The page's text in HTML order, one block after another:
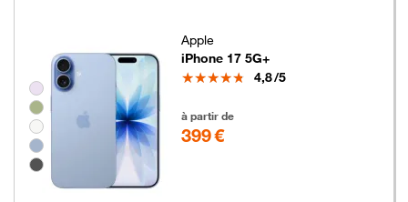
Groupe de couleurs disponibles non sélectionnables
Apple
iPhone 17 5G+
Note
4,8/5
à partir de
399 €